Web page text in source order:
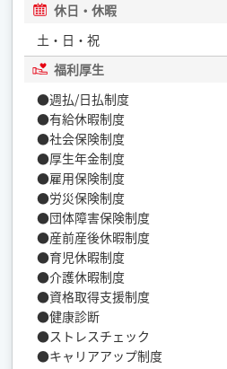
休日・休暇
土・日・祝
福利厚生
●週払/日払制度
●有給休暇制度
●社会保険制度
●厚生年金制度
●雇用保険制度
●労災保険制度
●団体障害保険制度
●産前産後休暇制度
●育児休暇制度
●介護休暇制度
●資格取得支援制度
●健康診断
●ストレスチェック
●キャリアアップ制度